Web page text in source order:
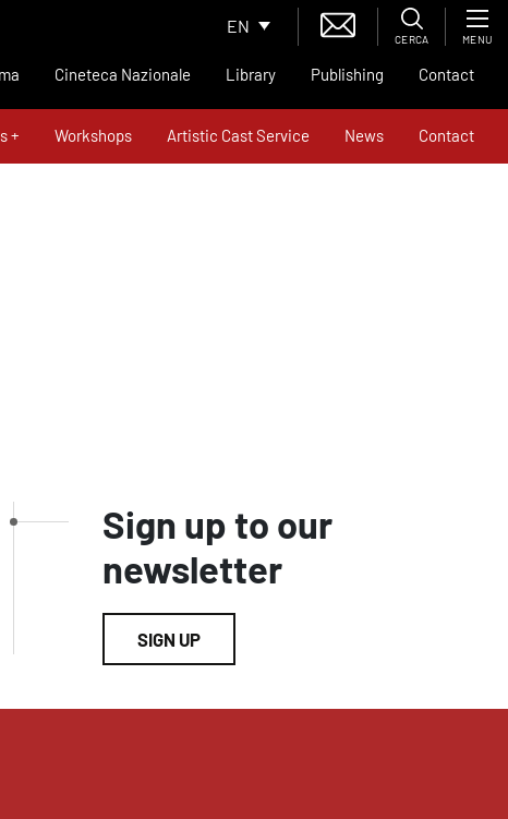
EN
CERCA MENU
Cineteca Nazionale Library Publishing Contact
+ Workshops Artistic Cast Service News Contact
Sign up to our
newsletter
SIGN UP